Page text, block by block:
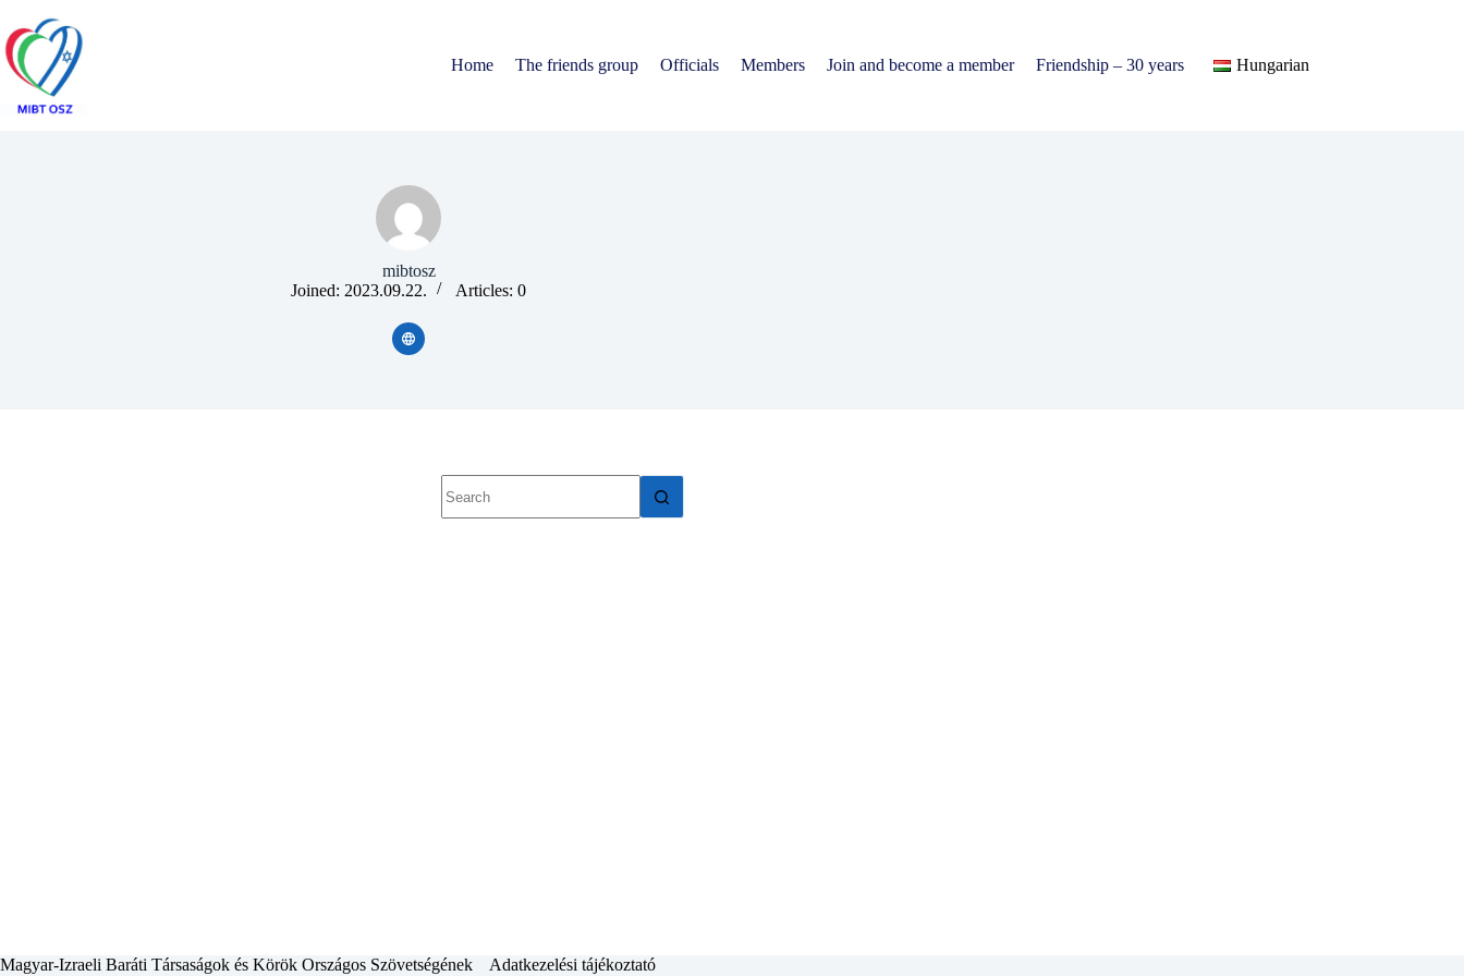
Home The friends group Officials Members Join and become a member Friendship – 30 years Hungarian
mibtosz
Joined: 2023.09.22.
Articles: 0
Magyar-Izraeli Baráti Társaságok és Körök Országos Szövetségének Adatkezelési tájékoztató